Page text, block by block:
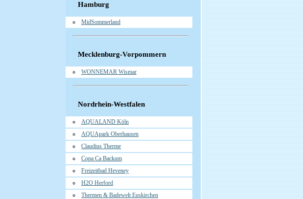
Hamburg
MidSommerland
Mecklenburg-Vorpommern
WONNEMAR Wismar
Nordrhein-Westfalen
AQUALAND Köln
AQUApark Oberhausen
Claudius Therme
Copa Ca Backum
Freizeitbad Heveney
H2O Herford
Thermen & Badewelt Euskirchen